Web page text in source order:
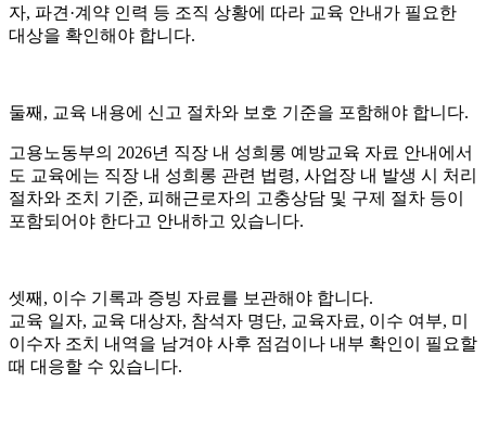
자, 파견·계약 인력 등 조직 상황에 따라 교육 안내가 필요한
대상을 확인해야 합니다.
둘째, 교육 내용에 신고 절차와 보호 기준을 포함해야 합니다.
고용노동부의 2026년 직장 내 성희롱 예방교육 자료 안내에서
도 교육에는 직장 내 성희롱 관련 법령, 사업장 내 발생 시 처리
절차와 조치 기준, 피해근로자의 고충상담 및 구제 절차 등이
포함되어야 한다고 안내하고 있습니다.
셋째, 이수 기록과 증빙 자료를 보관해야 합니다.
교육 일자, 교육 대상자, 참석자 명단, 교육자료, 이수 여부, 미
이수자 조치 내역을 남겨야 사후 점검이나 내부 확인이 필요할
때 대응할 수 있습니다.